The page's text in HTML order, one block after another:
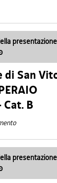
di San
Cat. B